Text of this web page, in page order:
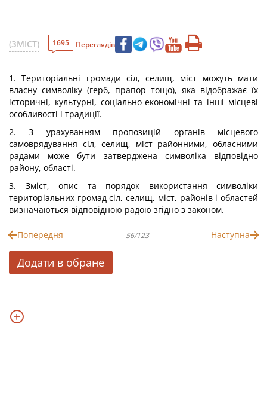
(ЗМІСТ) 1695 Переглядів
1. Територіальні громади сіл, селищ, міст можуть мати
власну символіку (герб, прапор тощо), яка відображає їх
історичні, культурні, соціально-економічні та інші місцеві
особливості і традиції.
2. З урахуванням пропозицій органів місцевого
самоврядування сіл, селищ, міст районними, обласними
радами може бути затверджена символіка відповідно
району, області.
3. Зміст, опис та порядок використання символіки
територіальних громад сіл, селищ, міст, районів і областей
визначаються відповідною радою згідно з законом.
Попередня 56/123 Наступна
Додати в обране